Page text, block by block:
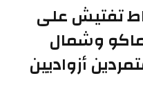
تفتيش على
وشمال
أزواديين